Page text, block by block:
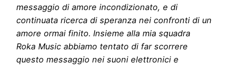
messaggio di amore incondizionato, e di
continuata ricerca di speranza nei confronti di un
amore ormai finito. Insieme alla mia squadra
Roka Music abbiamo tentato di far scorrere
questo messaggio nei suoni elettronici e